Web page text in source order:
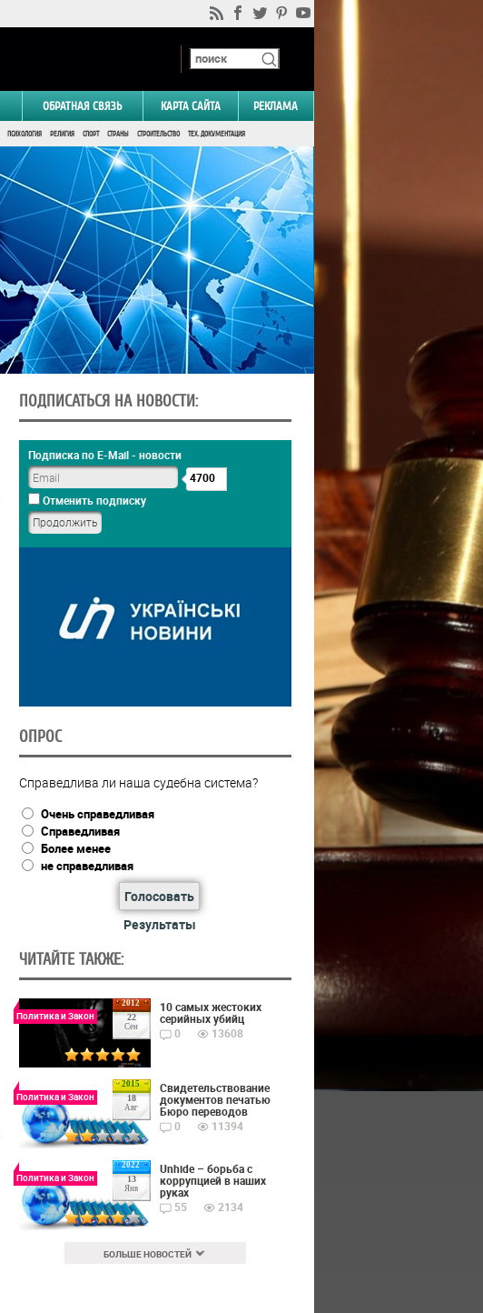
ОБРАТНАЯ СВЯЗЬ КАРТА САЙТА РЕКЛАМА
ПСИХОЛОГИЯ РЕЛИГИЯ СПОРТ СТРАНЫ СТРОИТЕЛЬСТВО ТЕХ. ДОКУМЕНТАЦИЯ
ПОДПИСАТЬСЯ НА НОВОСТИ:
Подписка по E-Mail - новости
4700
Отменить подписку
ОПРОС
Справедлива ли наша судебна система?
Очень справедливая
Справедливая
Более менее
не справедливая
Голосовать
Результаты
ЧИТАЙТЕ ТАКЖЕ:
2012
22
Сен
Политика и Закон
10 самых жестоких
серийных убийц
0
13608
2015
18
Авг
Политика и Закон
Cвидетельствование
документов печатью
Бюро переводов
0
11394
2022
13
Янв
Политика и Закон
Unhide – борьба с
коррупцией в наших
руках
55
2134
БОЛЬШЕ НОВОСТЕЙ